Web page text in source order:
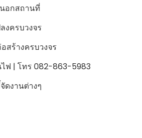
อกสถานที่
งครบวงจร
สร้างครบวงจร
ไฟ | โทร 082-863-5983
ดงานต่างๆ